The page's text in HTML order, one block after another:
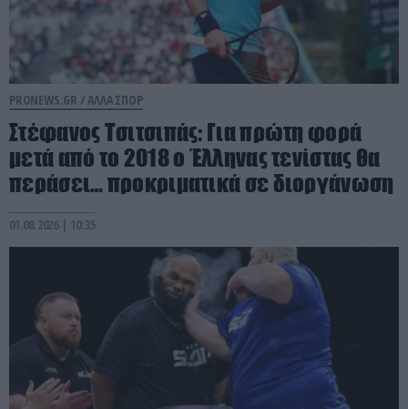
PRONEWS.GR /ΑΛΛΑ ΣΠΟΡ
Στέφανος Τσιτσιπάς: Για πρώτη φορά
μετά από το 2018 ο Έλληνας τενίστας θα
περάσει… προκριματικά σε διοργάνωση
01.08.2026 | 10:35